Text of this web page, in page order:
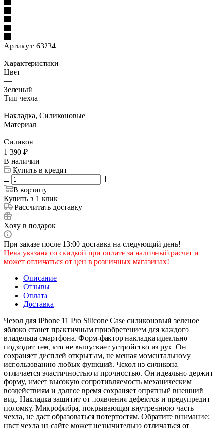
Артикул: 63234
Характеристики
Цвет
—
Зеленый
Тип чехла
—
Накладка, Силиконовые
Материал
—
Силикон
1 390 ₽
В наличии
Купить в кредит
В корзину
Купить в 1 клик
Рассчитать доставку
Хочу в подарок
При заказе после 13:00 доставка на следующий день!
Цена указана со скидкой при оплате за наличный расчет и
может отличаться от цен в розничных магазинах!
Описание
Отзывы
Оплата
Доставка
Чехол для iPhone 11 Pro Silicone Case силиконовый зеленое
яблоко станет практичным приобретением для каждого
владельца смартфона. Форм-фактор накладка идеально
подходит тем, кто не выпускает устройство из рук. Он
сохраняет дисплей открытым, не мешая моментальному
использованию любых функций. Чехол из силикона
отличается эластичностью и прочностью. Он идеально держит
форму, имеет высокую сопротивляемость механическим
воздействиям и долгое время сохраняет опрятный внешний
вид. Накладка защитит от появления дефектов и предупредит
поломку. Микрофибра, покрывающая внутреннюю часть
чехла, не даст образоваться потертостям. Обратите внимание:
цвет чехла на сайте может незначительно отличаться от